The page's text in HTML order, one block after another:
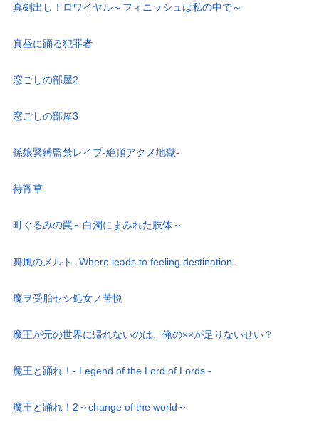
真剣出し！ロワイヤル～フィニッシュは私の中で～
真昼に踊る犯罪者
窓ごしの部屋2
窓ごしの部屋3
孫娘緊縛監禁レイプ-絶頂アクメ地獄-
待宵草
町ぐるみの罠～白濁にまみれた肢体～
舞風のメルト -Where leads to feeling destination-
魔ヲ受胎セシ処女ノ苦悦
魔王が元の世界に帰れないのは、俺の××が足りないせい？
魔王と踊れ！- Legend of the Lord of Lords -
魔王と踊れ！2～change of the world～